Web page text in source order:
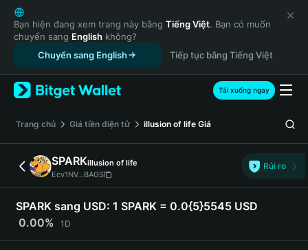
English
日本語
Tiếng Việt
Русский
Español (Latinoamérica)
Türkçe
Français
Deutsch
简体中文
繁體中文
Português (Portugal)
Bahasa Indonesia
ภาษาไทย
हिन्दी
Bạn hiện đang xem trang này bằng Tiếng Việt. Bạn có muốn
chuyển sang English không?
Chuyển sang English
Tiếp tục bằng Tiếng Việt
Tải xuống ngay
‌Trang chủ Giá tiền điện tử illusion of life Giá
SPARKillusion of life
Ecv1NV...BAGS
Rủi ro
SPARK sang USD: 1 SPARK = 0.0{5}5545 USD
0.00%
1D